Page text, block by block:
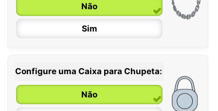
Não
Sim
Configure uma Caixa para Chupeta:
Não